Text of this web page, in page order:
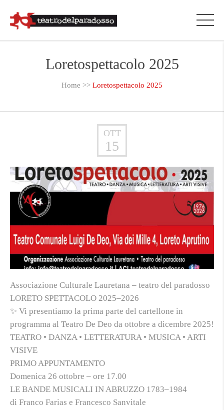
Loretospettacolo 2025
Home >> Loretospettacolo 2025
OTT
15
Associazione Culturale Lauretana – teatro del paradosso
LORETO SPETTACOLO 2025–2026
✨ Vi presentiamo la prima parte del cartellone in
programma al Teatro De Deo da ottobre a dicembre 2025!
TEATRO • DANZA • LETTERATURA • MUSICA • ARTI
VISIVE
PRIMO APPUNTAMENTO
Domenica 26 ottobre – ore 17.00
LE BANDE MUSICALI IN ABRUZZO 1783–1984
di Franco Farias e Francesco Sanvitale